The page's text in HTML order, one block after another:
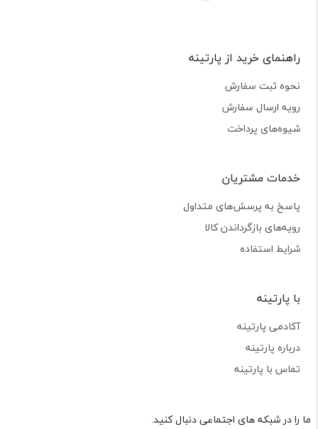
راهنمای خرید از پارتینه
نحوه ثبت سفارش
رویه ارسال سفارش
شیوه‌های پرداخت
خدمات مشتریان
پاسخ به پرسش‌های متداول
رویه‌های بازگرداندن کالا
شرایط استفاده
با پارتینه
آکادمی پارتینه
درباره پارتینه
تماس با پارتینه
ما را در شبکه های اجتماعی دنبال کنید.